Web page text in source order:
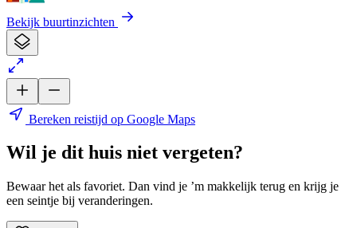
Bekijk buurtinzichten
Bereken reistijd op Google Maps
Wil je dit huis niet vergeten?
Bewaar het als favoriet. Dan vind je ’m makkelijk terug en krijg je
een seintje bij veranderingen.